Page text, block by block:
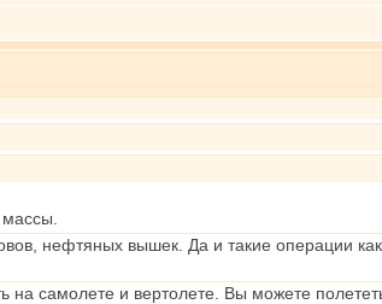
нефтяных вышек. Да и такие операции
самолете и вертолете. Вы можете